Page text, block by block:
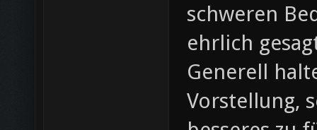
schweren
ehrlich
Generell
Vorstellung,